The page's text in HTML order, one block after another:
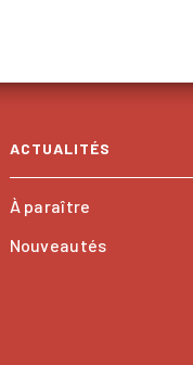
ACTUALITÉS
À paraître
Nouveautés